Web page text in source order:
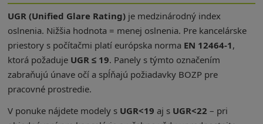
UGR (Unified Glare Rating) je medzinárodný index
oslnenia. Nižšia hodnota = menej oslnenia. Pre kancelárske
priestory s počítačmi platí európska norma EN 12464-1 ,
ktorá požaduje UGR ≤ 19. Panely s týmto označením
zabraňujú únave očí a spĺňajú požiadavky BOZP pre
pracovné prostredie.
V ponuke nájdete modely s UGR<19 aj s UGR<22 – pri